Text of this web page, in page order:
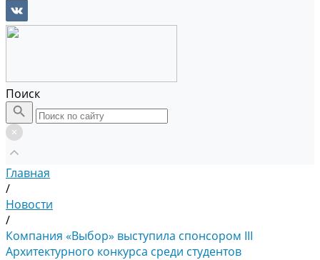
Поиск
Главная
/
Новости
/
Компания «Выбор» выступила спонсором III
Архитектурного конкурса среди студентов